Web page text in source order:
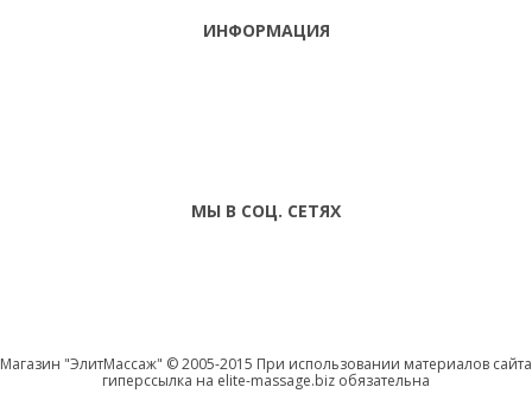
ИНФОРМАЦИЯ
МЫ В СОЦ. СЕТЯХ
Магазин "ЭлитМассаж" © 2005-2015 При использовании материалов сайта
гиперссылка на elite-massage.biz обязательна